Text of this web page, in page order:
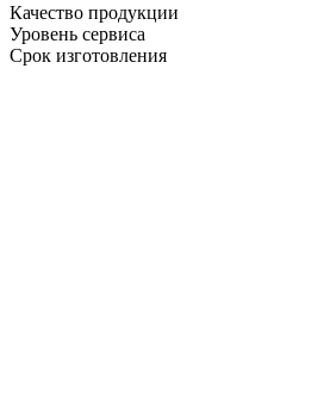
Качество продукции
Уровень сервиса
Срок изготовления